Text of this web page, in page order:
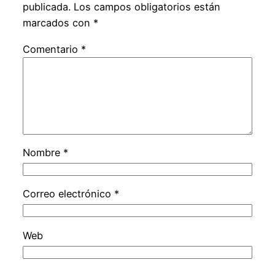
publicada. Los campos obligatorios están
marcados con *
Comentario *
Nombre *
Correo electrónico *
Web